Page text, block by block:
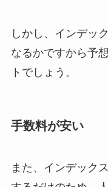
しかし、インデッ
なるかですから予
トでしょう。
手数料が安い
また、インデック